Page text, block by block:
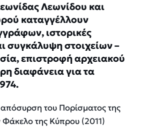
Λεωνίδου και
καταγγέλλουν
ιστορικές
συγκάλυψη στοιχείων –
επιστροφή αρχειακού
διαφάνεια για τα
του Πορίσματος της
Φάκελο της Κύπρου (2011)